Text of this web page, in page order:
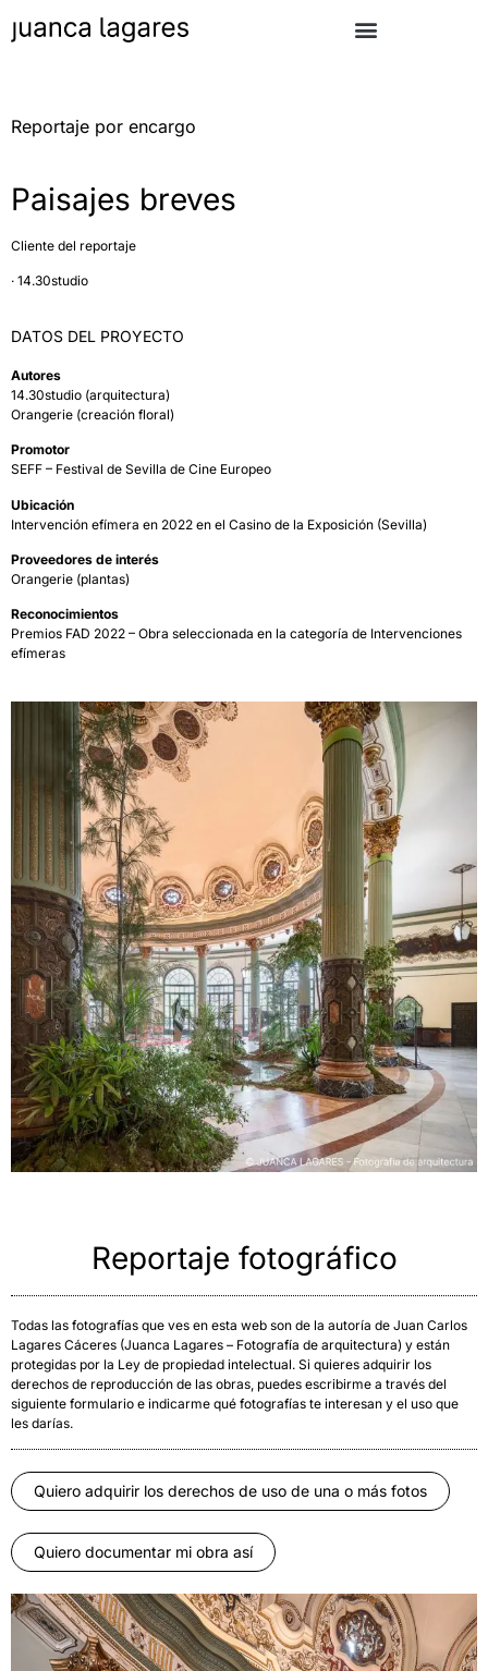
Reportaje por encargo
Paisajes breves
Cliente del reportaje
· 14.30studio
DATOS DEL PROYECTO
Autores
14.30studio (arquitectura)
Orangerie (creación floral)
Promotor
SEFF – Festival de Sevilla de Cine Europeo
Ubicación
Intervención efímera en 2022 en el Casino de la Exposición (Sevilla)
Proveedores de interés
Orangerie (plantas)
Reconocimientos
Premios FAD 2022 – Obra seleccionada en la categoría de Intervenciones
efímeras
Reportaje fotográfico
Todas las fotografías que ves en esta web son de la autoría de Juan Carlos
Lagares Cáceres (Juanca Lagares – Fotografía de arquitectura) y están
protegidas por la Ley de propiedad intelectual. Si quieres adquirir los
derechos de reproducción de las obras, puedes escribirme a través del
siguiente formulario e indicarme qué fotografías te interesan y el uso que
les darías.
Quiero adquirir los derechos de uso de una o más fotos
Quiero documentar mi obra así